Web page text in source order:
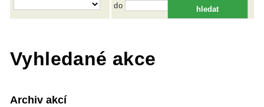
do
Vyhledané akce
Archiv akcí